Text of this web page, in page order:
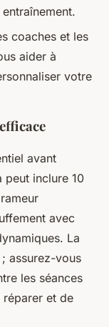
coaches et les
aider à
votre
avant
peut inclure 10
avec
La
assurez-vous
les séances
réparer et de